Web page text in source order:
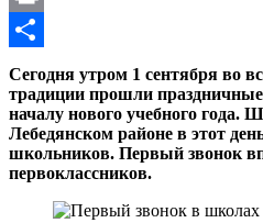
Print
Отправить
Сегодня утром 1 сентября во
традиции прошли
началу нового учебного года.
Лебедянском районе в этот
школьников. Первый звонок
первоклассников.